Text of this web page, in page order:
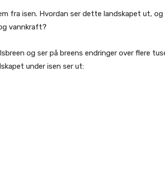
fra isen. Hvordan ser dette landskapet ut, og
vannkraft?
og ser på breens endringer over flere
under isen ser ut: